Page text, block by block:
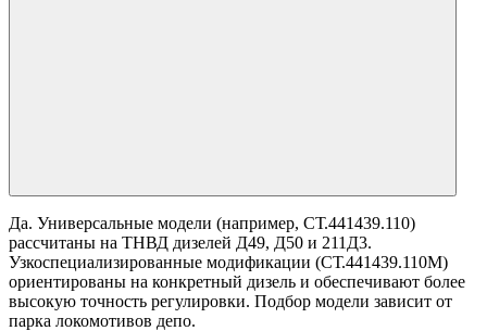
Да. Универсальные модели (например, СТ.441439.110)
рассчитаны на ТНВД дизелей Д49, Д50 и 211Д3.
Узкоспециализированные модификации (СТ.441439.110М)
ориентированы на конкретный дизель и обеспечивают более
высокую точность регулировки. Подбор модели зависит от
парка локомотивов депо.